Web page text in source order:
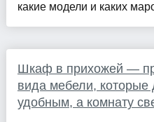
какие модели и каких
Шкаф в прихожей —
вида мебели, которые
удобным, а комнату